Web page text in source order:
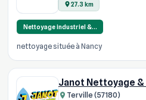
27.3 km
Nettoyage industriel &…
nettoyage située à Nancy
Janot Nettoyage &
Terville (57180)